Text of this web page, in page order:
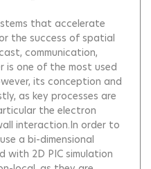
that accelerate
the success of spatial
communication,
is one of the most used
its conception and
as key processes are
the electron
interaction.In order to
a bi-dimensional
with 2D PIC simulation